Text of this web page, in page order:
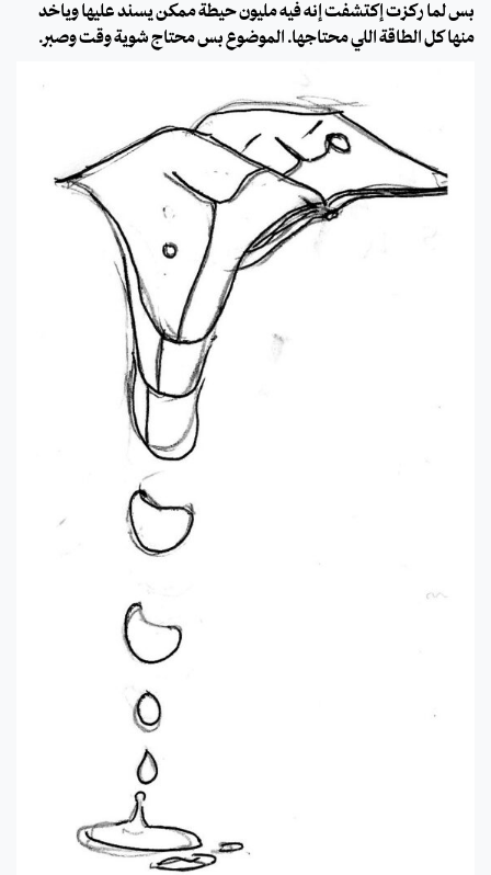
بس لما ركزت إكتشفت إنه فيه مليون حيطة ممكن يسند عليها وياخد
منها كل الطاقة اللي محتاجها. الموضوع بس محتاج شوية وقت وصبر.